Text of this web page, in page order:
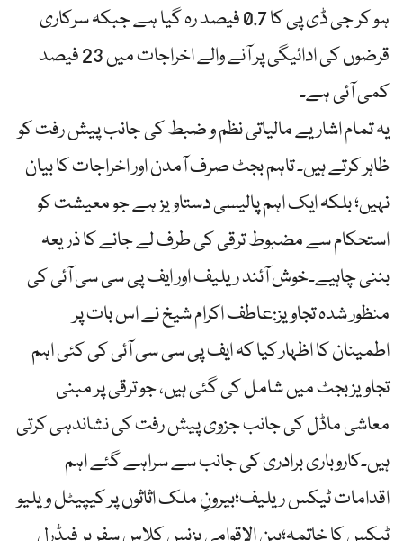
ہو کر جی ڈی پی کا 0.7 فیصد رہ گیا ہے جبکہ سرکاری
قرضوں کی ادائیگی پر آنے والے اخراجات میں 23 فیصد
کمی آئی ہے۔
یہ تمام اشاریے مالیاتی نظم و ضبط کی جانب پیش رفت کو
ظاہر کرتے ہیں۔ تاہم بجٹ صرف آمدن اور اخراجات کا بیان
نہیں؛ بلکہ ایک اہم پالیسی دستاویز ہے جو معیشت کو
استحکام سے مضبوط ترقی کی طرف لے جانے کا ذریعہ
بننی چاہیے۔خوش آئند ریلیف اور ایف پی سی سی آئی کی
منظور شدہ تجاویز:عاطف اکرام شیخ نے اس بات پر
اطمینان کا اظہار کیا کہ ایف پی سی سی آئی کی کئی اہم
تجاویز بجٹ میں شامل کی گئی ہیں، جو ترقی پر مبنی
معاشی ماڈل کی جانب جزوی پیش رفت کی نشاندہی کرتی
ہیں۔کاروباری برادری کی جانب سے سراہے گئے اہم
اقدامات ٹیکس ریلیف؛بیرونِ ملک اثاثوں پر کیپیٹل ویلیو